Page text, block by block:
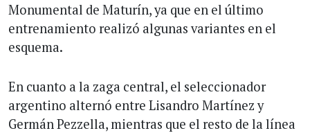
Monumental de Maturín, ya que en el último
entrenamiento realizó algunas variantes en el
esquema.
En cuanto a la zaga central, el seleccionador
argentino alternó entre Lisandro Martínez y
Germán Pezzella, mientras que el resto de la línea